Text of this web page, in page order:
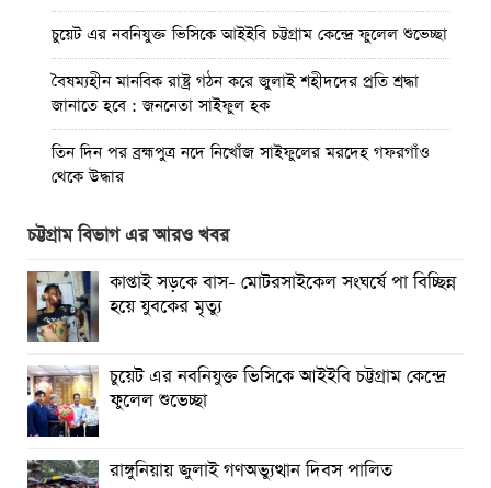
চুয়েট এর নবনিযুক্ত ভিসিকে আইইবি চট্টগ্রাম কেন্দ্রে ফুলেল শুভেচ্ছা
বৈষম্যহীন মানবিক রাষ্ট্র গঠন করে জুলাই শহীদদের প্রতি শ্রদ্ধা
জানাতে হবে : জননেতা সাইফুল হক
তিন দিন পর ব্রহ্মপুত্র নদে নিখোঁজ সাইফুলের মরদেহ গফরগাঁও
থেকে উদ্ধার
ব্রহ্মপুত্র নদে নিখোঁজ কৃষকের সন্ধান মেলেনি
রাঙ্গুনিয়ায় জুলাই গণঅভ্যুত্থান দিবস পালিত
পার্বতীপুরে জুলাই গণঅভ্যুত্থান দিবস পালন
আত্রাইয়ে যথাযোগ্য মর্যাদায় ‘জুলাই গণঅভ্যুত্থান দিবস’ পালিত
ঝালকাঠিতে জুলাই গণঅভ্যুত্থান দিবস পালিত
রাবিপ্রবি’তে ‘জুলাই গণঅভ্যুত্থান দিবস-২০২৬’ উদযাপিত
চট্টগ্রাম বিভাগ এর আরও খবর
কাপ্তাই সড়কে বাস- মোটরসাইকেল সংঘর্ষে পা বিচ্ছিন্ন
হয়ে যুবকের মৃত্যু
চুয়েট এর নবনিযুক্ত ভিসিকে আইইবি চট্টগ্রাম কেন্দ্রে
ফুলেল শুভেচ্ছা
রাঙ্গুনিয়ায় জুলাই গণঅভ্যুত্থান দিবস পালিত